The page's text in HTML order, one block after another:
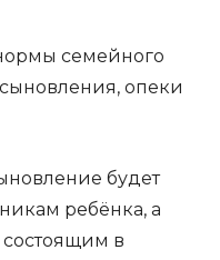
семейного
опеки
будет
ребёнка, а
состоящим в